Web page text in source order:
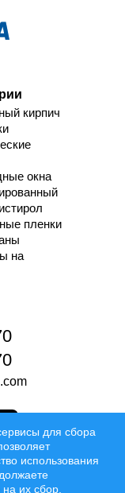
кирпич
окна
пленки
на
для сбора
использования
на их сбор.